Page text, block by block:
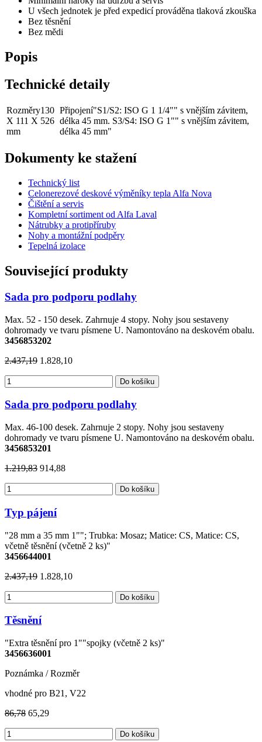
U všech jednotek je před expedicí prováděna tlaková zkouška
Bez těsnění
Bez mědi
Popis
Technické detaily
Rozměry130
X 111 X 526
mm
Připojení"S1/S2: ISO G 1 1/4"" s vnějším závitem,
délka 45 mm. S3/S4: ISO G 1"" s vnějším závitem,
délka 45 mm"
Dokumenty ke stažení
Technický list
Celonerezové deskové výměníky tepla Alfa Nova
Čištění a servis
Kompletní sortiment od Alfa Laval
Nátrubky a protipříruby
Nohy a montážní podpěry
Tepelná izolace
Související produkty
Sada pro podporu podlahy
Max. 52 - 150 desek. Zahrnuje 4 stopy. Nohy jsou sestaveny
dohromady ve tvaru písmene U. Namontováno na deskovém obalu.
3456853202
2.437,19 1.828,10
Do košíku
Sada pro podporu podlahy
Max. 46-100 desek. Zahrnuje 2 stopy. Nohy jsou sestaveny
dohromady ve tvaru písmene U. Namontováno na deskovém obalu.
3456853201
1.219,83 914,88
Do košíku
Typ pájení
"28 mm a 35 mm 1""; Trubka: Mosaz; Matice: CS, Matice: CS,
včetně těsnění (včetně 2 ks)"
3456644001
2.437,19 1.828,10
Do košíku
Těsnění
"Extra těsnění pro 1""spojky (včetně 2 ks)"
3456636001
Poznámka / Rozměr
vhodné pro B21, V22
86,78 65,29
Do košíku